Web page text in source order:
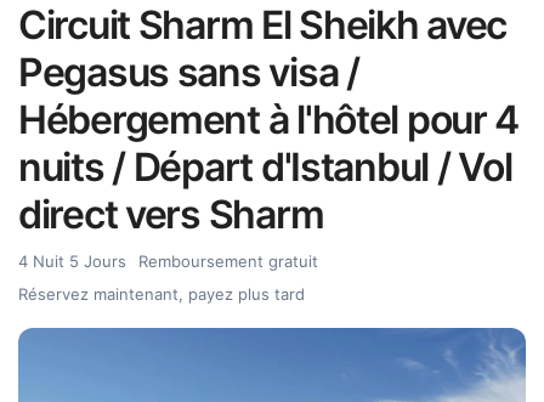
Circuit Sharm El Sheikh avec
Pegasus sans visa /
Hébergement à l'hôtel pour 4
nuits / Départ d'Istanbul / Vol
direct vers Sharm
4 Nuit 5 Jours
Remboursement gratuit
Réservez maintenant, payez plus tard